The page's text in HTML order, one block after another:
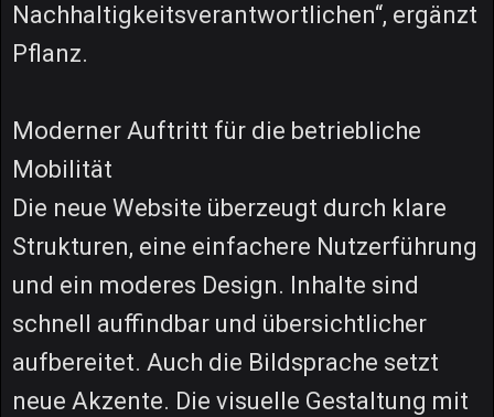
Nachhaltigkeitsverantwortlichen“, ergänzt
Pflanz.
Moderner Auftritt für die betriebliche
Mobilität
Die neue Website überzeugt durch klare
Strukturen, eine einfachere Nutzerführung
und ein moderes Design. Inhalte sind
schnell auffindbar und übersichtlicher
aufbereitet. Auch die Bildsprache setzt
neue Akzente. Die visuelle Gestaltung mit